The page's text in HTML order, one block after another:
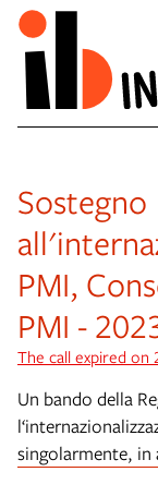
Sostegno
PMI,
PMI -
The call expired on
Un bando della
singolarmente, in